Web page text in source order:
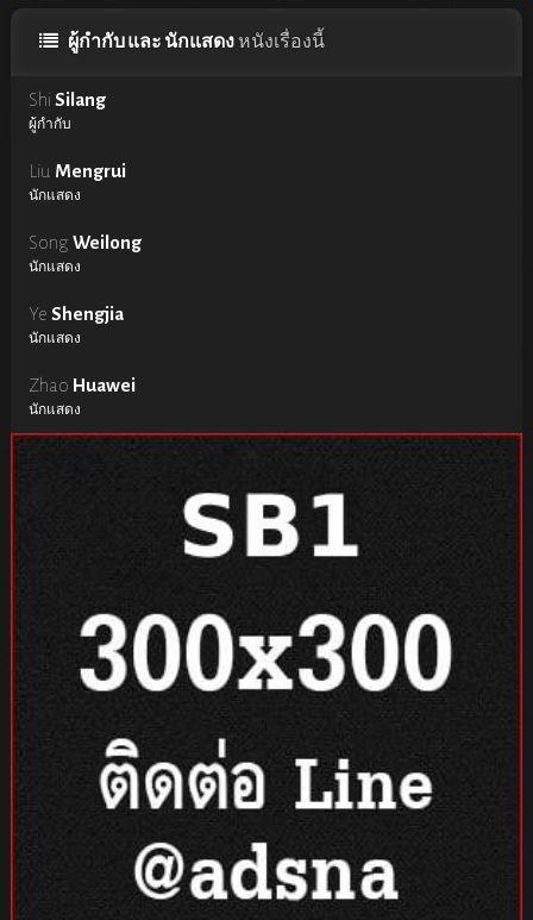
ผู้กำกับ และ นักแสดงหนังเรื่องนี้
Shi Silang
ผู้กำกับ
Liu Mengrui
นักแสดง
SongWeilong
นักแสดง
Ye Shengjia
นักแสดง
Zhao Huawei
นักแสดง